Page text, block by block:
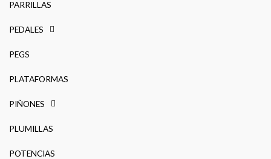
PARRILLAS
PEDALES
PEGS
PLATAFORMAS
PIÑONES
PLUMILLAS
POTENCIAS